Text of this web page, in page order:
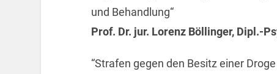
und Behandlung“
Prof. Dr. jur. Lorenz Böllinger, Dipl.-
“Strafen gegen den Besitz einer